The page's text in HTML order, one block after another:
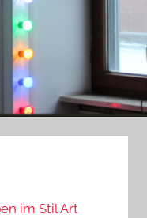
im Stil Art